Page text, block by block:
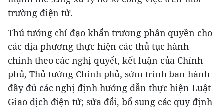
trường điện tử.
Thủ tướng chỉ đạo khẩn trương phân quyền cho
các địa phương thực hiện các thủ tục hành
chính theo các nghị quyết, kết luận của Chính
phủ, Thủ tướng Chính phủ; sớm trình ban hành
đầy đủ các nghị định hướng dẫn thực hiện Luật
Giao dịch điện tử; sửa đổi, bổ sung các quy định